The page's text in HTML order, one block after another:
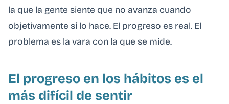
la que la gente siente que no avanza cuando
objetivamente sí lo hace. El progreso es real. El
problema es la vara con la que se mide.
El progreso en los hábitos es el
más difícil de sentir